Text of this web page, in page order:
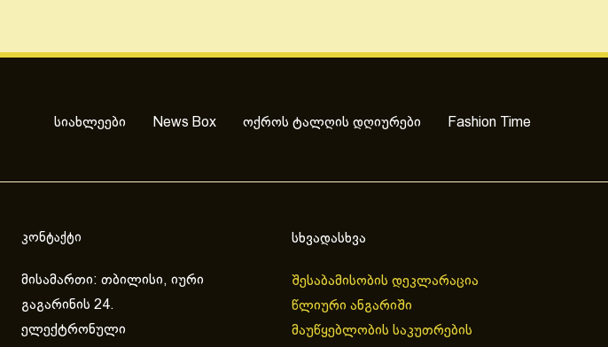
სიახლეები News Box ოქროს ტალღის დღიურები Fashion Time
კონტაქტი
მისამართი: თბილისი, იური
გაგარინის 24.
ელექტრონული
სხვადასხვა
შესაბამისობის დეკლარაცია
წლიური ანგარიში
მაუწყებლობის საკუთრების